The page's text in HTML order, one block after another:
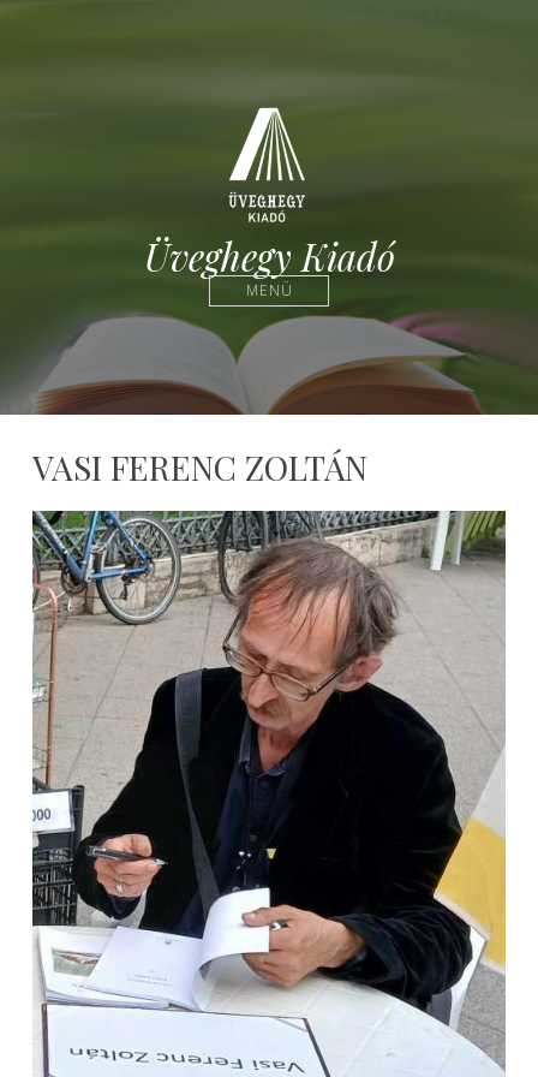
Üveghegy Kiadó
MENÜ
VASI FERENC ZOLTÁN